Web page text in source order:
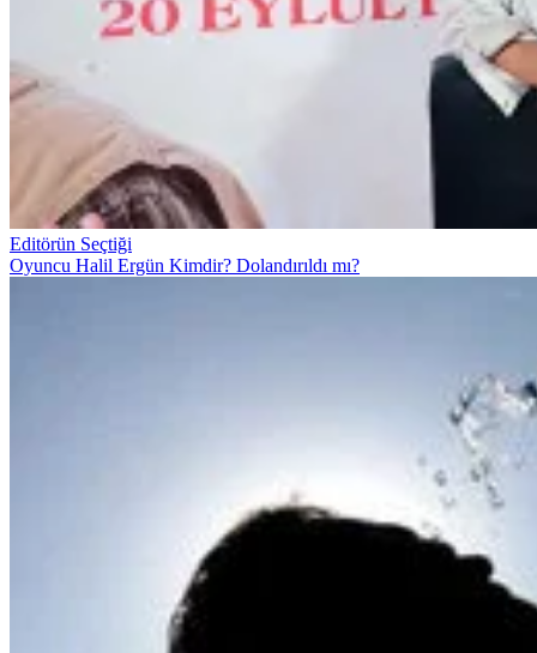
Editörün Seçtiği
Oyuncu Halil Ergün Kimdir? Dolandırıldı mı?